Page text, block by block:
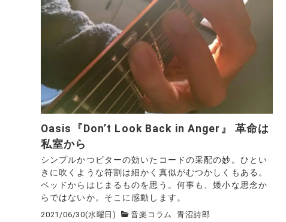
Oasis『Don’t Look Back in Anger』 革命は
私室から
シンプルかつビターの効いたコードの采配の妙。ひとい
きに吹くような符割は細かく真似がむつかしくもある。
ベッドからはじまるものを思う。何事も、矮小な思念か
らではないか。そこに感動します。
2021/06/30(水曜日) 音楽コラム 青沼詩郎